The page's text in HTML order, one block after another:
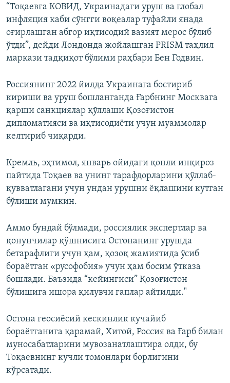
“Тоқаевга КОВИД, Украинадаги уруш ва глобал
инфляция каби сўнгги воқеалар туфайли янада
оғирлашган абгор иқтисодий вазият мерос бўлиб
ўтди”, дейди Лондонда жойлашган PRISM таҳлил
маркази тадқиқот бўлими раҳбари Бен Годвин.
Россиянинг 2022 йилда Украинага бостириб
кириши ва уруш бошланганда Ғарбнинг Москвага
қарши санкциялар қўллаши Қозоғистон
дипломатияси ва иқтисодиёти учун муаммолар
келтириб чиқарди.
Кремль, эҳтимол, январь ойидаги қонли инқироз
пайтида Тоқаев ва унинг тарафдорларини қўллаб-
қувватлагани учун ундан урушни ёқлашини кутган
бўлиши мумкин.
Аммо бундай бўлмади, россиялик экспертлар ва
қонунчилар қўшнисига Остонанинг урушда
бетарафлиги учун ҳам, қозоқ жамиятида ўсиб
бораётган «русофобия» учун ҳам босим ўтказа
бошлади. Баъзида “кейингиси” Қозоғистон
бўлишига ишора қилувчи гаплар айтилди."
Остона геосиёсий кескинлик кучайиб
бораётганига қарамай, Хитой, Россия ва Ғарб билан
муносабатларини мувозанатлаштира олди, бу
Тоқаевнинг кучли томонлари борлигини
кўрсатади.